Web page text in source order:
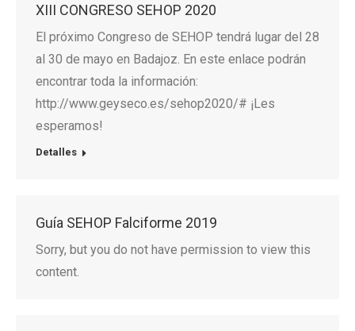
XIII CONGRESO SEHOP 2020
El próximo Congreso de SEHOP tendrá lugar del 28
al 30 de mayo en Badajoz. En este enlace podrán
encontrar toda la información:
http://www.geyseco.es/sehop2020/# ¡Les
esperamos!
Detalles
Guía SEHOP Falciforme 2019
Sorry, but you do not have permission to view this
content.